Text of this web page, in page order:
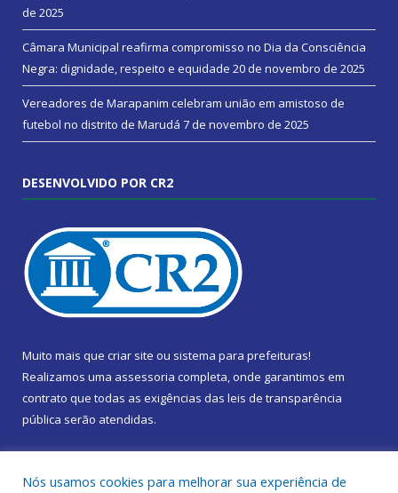
de 2025
Câmara Municipal reafirma compromisso no Dia da Consciência
Negra: dignidade, respeito e equidade 20 de novembro de 2025
Vereadores de Marapanim celebram união em amistoso de
futebol no distrito de Marudá 7 de novembro de 2025
DESENVOLVIDO POR CR2
Muito mais que criar site ou sistema para prefeituras!
Realizamos uma assessoria completa, onde garantimos em
contrato que todas as exigências das leis de transparência
pública serão atendidas.
Nós usamos cookies para melhorar sua experiência de